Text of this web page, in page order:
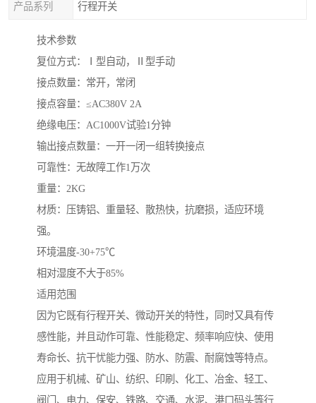
产品系列 行程开关
技术参数
复位方式：Ⅰ型自动，Ⅱ型手动
接点数量：常开，常闭
接点容量：≤AC380V 2A
绝缘电压：AC1000V试验1分钟
输出接点数量：一开一闭一组转换接点
可靠性：无故障工作1万次
重量：2KG
材质：压铸铝、重量轻、散热快，抗磨损，适应环境
强。
环境温度-30+75℃
相对湿度不大于85%
适用范围
因为它既有行程开关、微动开关的特性，同时又具有传
感性能，并且动作可靠、性能稳定、频率响应快、使用
寿命长、抗干忧能力强、防水、防震、耐腐蚀等特点。
应用于机械、矿山、纺织、印刷、化工、冶金、轻工、
阀门、电力、保安、铁路、交通、水泥、港口码头等行